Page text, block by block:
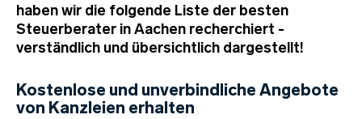
haben wir die folgende Liste der besten
Steuerberater in Aachen recherchiert -
verständlich und übersichtlich dargestellt!
Kostenlose und unverbindliche Angebote
von Kanzleien erhalten